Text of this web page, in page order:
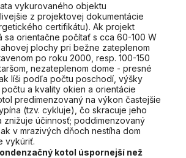
vykurovaného objektu
z projektovej dokumentácie
certifikátu). Ak projekt
sa orientačne počítať s cca 60-100 W
plochy pri bežne zateplenom
po roku 2000, resp. 100-150
nezateplenom dome - presné
líši podľa počtu poschodí, výšky
počtu a kvality okien a orientácie
predimenzovaný na výkon častejšie
(tzv. cykluje), čo skracuje jeho
znižuje účinnosť; poddimenzovaný
v mrazivých dňoch nestíha dom
vykúriť.
kotol úspornejší než